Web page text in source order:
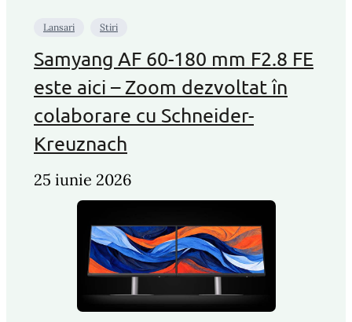
Lansari Stiri
Samyang AF 60-180 mm F2.8 FE
este aici – Zoom dezvoltat în
colaborare cu Schneider-
Kreuznach
25 iunie 2026